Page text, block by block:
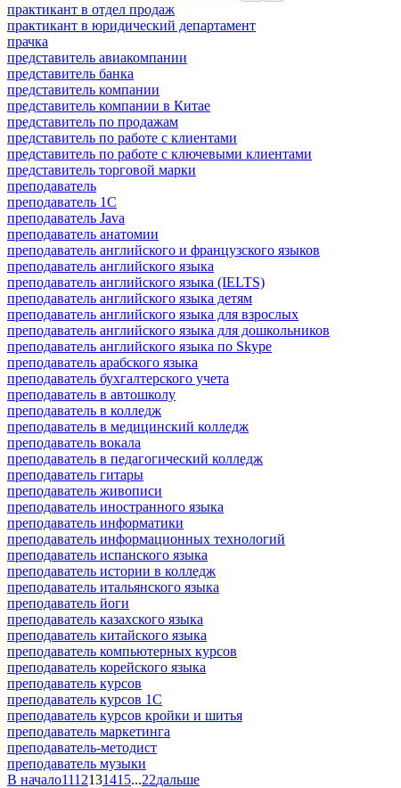
практикант в отдел продаж
практикант в юридический департамент
прачка
представитель авиакомпании
представитель банка
представитель компании
представитель компании в Китае
представитель по продажам
представитель по работе с клиентами
представитель по работе с ключевыми клиентами
представитель торговой марки
преподаватель
преподаватель 1С
преподаватель Java
преподаватель анатомии
преподаватель английского и французского языков
преподаватель английского языка
преподаватель английского языка (IELTS)
преподаватель английского языка детям
преподаватель английского языка для взрослых
преподаватель английского языка для дошкольников
преподаватель английского языка по Skype
преподаватель арабского языка
преподаватель бухгалтерского учета
преподаватель в автошколу
преподаватель в колледж
преподаватель в медицинский колледж
преподаватель вокала
преподаватель в педагогический колледж
преподаватель гитары
преподаватель живописи
преподаватель иностранного языка
преподаватель информатики
преподаватель информационных технологий
преподаватель испанского языка
преподаватель истории в колледж
преподаватель итальянского языка
преподаватель йоги
преподаватель казахского языка
преподаватель китайского языка
преподаватель компьютерных курсов
преподаватель корейского языка
преподаватель курсов
преподаватель курсов 1С
преподаватель курсов кройки и шитья
преподаватель маркетинга
преподаватель-методист
преподаватель музыки
В начало1112131415...22дальше